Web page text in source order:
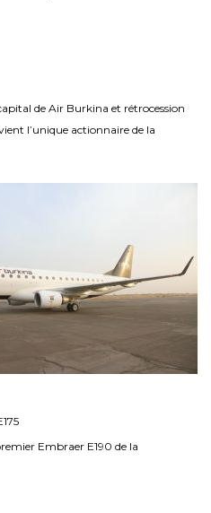
de Air Burkina et rétrocession
l’unique actionnaire de la
Embraer E190 de la